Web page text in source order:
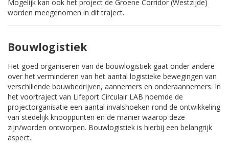
Mogelijk kan ook het project de Groene Corridor (Westzijde)
worden meegenomen in dit traject.
Bouwlogistiek
Het goed organiseren van de bouwlogistiek gaat onder andere
over het verminderen van het aantal logistieke bewegingen van
verschillende bouwbedrijven, aannemers en onderaannemers. In
het voortraject van Lifeport Circulair LAB noemde de
projectorganisatie een aantal invalshoeken rond de ontwikkeling
van stedelijk knooppunten en de manier waarop deze
zijn/worden ontworpen. Bouwlogistiek is hierbij een belangrijk
aspect.